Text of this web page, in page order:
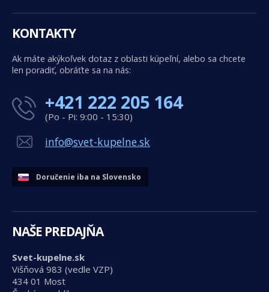
KONTAKTY
Ak máte akýkoľvek dotaz z oblasti kúpeľní, alebo sa chcete
len poradiť, obráťte sa na nás:
+421 222 205 164
(Po - Pi: 9:00 - 15:30)
info@svet-kupelne.sk
Doručenie iba na Slovensko
NAŠE PREDAJŇA
Svet-kupelne.sk
Višňová 983 (vedle VZP)
434 01 Most